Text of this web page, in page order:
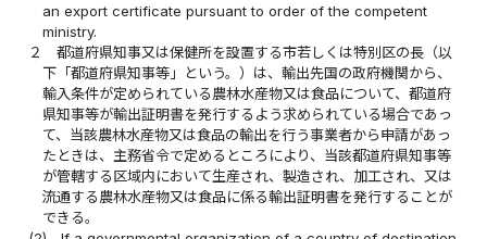
an export certificate pursuant to order of the competent
ministry.
２
都道府県知事又は保健所を設置する市若しくは特別区の長（以
下「都道府県知事等」という。）は、輸出先国の政府機関から、
輸入条件が定められている農林水産物又は食品について、都道府
県知事等が輸出証明書を発行するよう求められている場合であっ
て、当該農林水産物又は食品の輸出を行う事業者から申請があっ
たときは、主務省令で定めるところにより、当該都道府県知事等
が管轄する区域内において生産され、製造され、加工され、又は
流通する農林水産物又は食品に係る輸出証明書を発行することが
できる。